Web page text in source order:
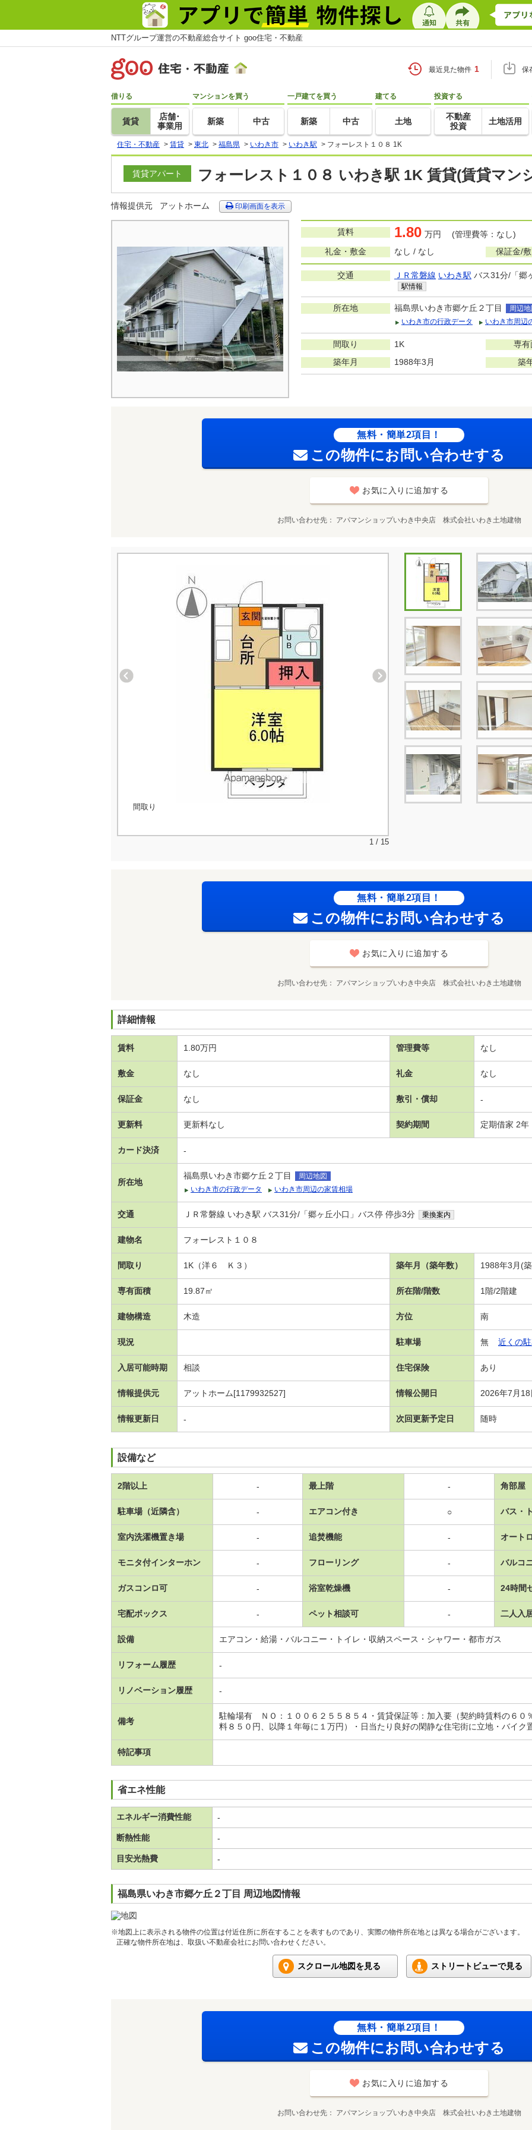
NTTグループ運営の不動産総合サイト goo住宅・不動産
最近見た物件 1 保
借りる
賃貸
店舗･
事業用
マンションを買う
新築 中古
一戸建てを買う
新築 中古
建てる
土地
投資する
不動産
投資
土地活用
住宅・不動産 > 賃貸 > 東北 > 福島県 > いわき市 > いわき駅 > フォーレスト１０８ 1K
賃貸アパート フォーレスト１０８ いわき駅 1K 賃貸(賃貸マン
情報提供元 アットホーム 印刷画面を表示
賃料 1.80 万円 (管理費等：なし)
礼金・敷金
なし / なし 保証金/
交通 ＪＲ常磐線 いわき駅 バス31分/「郷
駅情報
所在地 福島県いわき市郷ケ丘２丁目
周辺地
いわき市の行政データ
いわき市周辺
間取り 1K 専有
築年月 1988年3月 築
無料・簡単2項目！
この物件にお問い合わせする
お気に入りに追加する
お問い合わせ先 アパマンショップいわき中央店 株式会社いわき土地建物
間取り
1 / 15
無料・簡単2項目！
この物件にお問い合わせする
お気に入りに追加する
お問い合わせ先 アパマンショップいわき中央店 株式会社いわき土地建物
詳細情報
賃料 1.80万円 管理費等 なし
敷金 なし 礼金 なし
保証金 なし 敷引・償却 -
更新料 更新料なし 契約期間 定期借家 2年
カード決済 -
所在地
福島県いわき市郷ケ丘２丁目
周辺地図
いわき市の行政データ
いわき市周辺の家賃相場
交通 ＪＲ常磐線 いわき駅 バス31分/「郷ヶ丘小口」バス停 停歩3分 乗換案内
建物名 フォーレスト１０８
間取り 1K（洋６ Ｋ３） 築年月（築年数） 1988年3月(
専有面積 19.87㎡ 所在階/階数 1階/2階建
建物構造 木造 方位 南
現況 駐車場 無 近くの
入居可能時期 相談 住宅保険 あり
情報提供元 アットホーム[1179932527] 情報公開日 2026年7月18
情報更新日 - 次回更新予定日 随時
設備など
2階以上 - 最上階 - 角部屋
駐車場（近隣含） - エアコン付き ○ バス・
室内洗濯機置き場 - 追焚機能 - オート
モニタ付インターホン - フローリング - バルコ
ガスコンロ可 - 浴室乾燥機 - 24時間
宅配ボックス - ペット相談可 - 二人入
設備 エアコン・給湯・バルコニー・トイレ・収納スペース・シャワー・都市ガス
リフォーム履歴 -
リノベーション履歴 -
備考
駐輪場有 ＮＯ：１００６２５５８５４・賃貸保証等：加入要（契約時賃料の６０
料８５０円、以降１年毎に１万円）・日当たり良好の閑静な住宅街に立地・バイク
特記事項
省エネ性能
エネルギー消費性能 -
断熱性能 -
目安光熱費 -
福島県いわき市郷ケ丘２丁目 周辺地図情報
※地図上に表示される物件の位置は付近住所に所在することを表すものであり、実際の物件所在地とは異なる場合がございます。
正確な物件所在地は、取扱い不動産会社にお問い合わせください。
スクロール地図を見る ストリートビューで見る
無料・簡単2項目！
この物件にお問い合わせする
お気に入りに追加する
お問い合わせ先 アパマンショップいわき中央店 株式会社いわき土地建物